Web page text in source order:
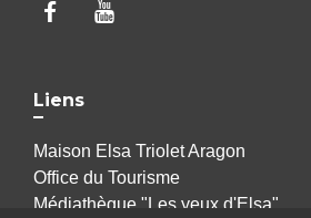
Liens
Maison Elsa Triolet Aragon
Office du Tourisme
Médiathèque "Les yeux d'Elsa"